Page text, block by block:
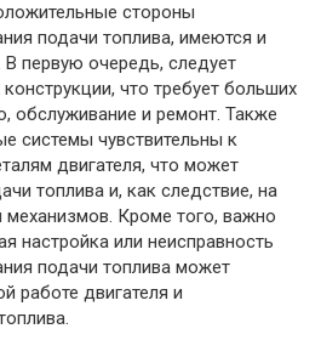
стороны
подачи топлива, имеются и
первую очередь, следует
что требует больших
обслуживание и ремонт. Также
системы чувствительны к
двигателя, что может
топлива и, как следствие, на
Кроме того, важно
настройка или неисправность
подачи топлива может
работе двигателя и